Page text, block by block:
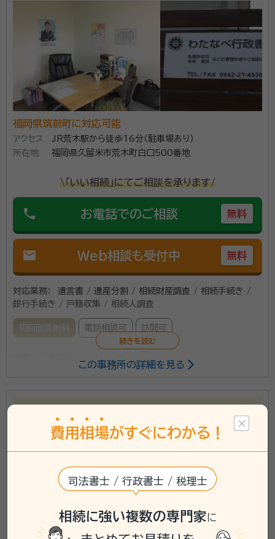
おります、田端です。 たばた行政書士事務所では、相続
手続きを主に暮らしの中でのお困りごとを、ご相談から
ご依頼解決までをサポートさせていただきます。 お客様
のご希望に沿うことができるよう、お客様に寄り添い、
誠意をもってご対応させていただきます。お気軽にお問
い合わせください。
行政書士
所属団体： 福岡県行政書士会
福岡県筑前町に対応可能
アクセス
JR荒木駅から徒歩16分（駐車場あり）
所在地
福岡県久留米市荒木町白口500番地
\「いい相続」にてご相談を承ります/
phone お電話でのご相談 無料
mail Web相談も受付中 無料
対応業務：
遺言書 / 遺産分割 / 相続財産調査 / 相続手続き /
銀行手続き / 戸籍収集 / 相続人調査
初回面談無料 電話相談可 訪問可
士試験 合格 平成29年 現在の事務所の所在地に家を新築 平成30
年 行政書士登録・自宅一部を事務所として開業 平成31年 福岡県行
政書士会くるめ支部 理事(農林開発担当)に就任 令和３年 福岡県行政
書士会 法律研修部部長とくるめ支部副支部長（会計）に就任
事務所口コミ（抜粋）：
account_circle 満足度 5.0 ご利用時期：2022/1
【対応エリア】福岡県久留米市を中心に、福岡県全域や佐
賀県にも伺います。
この事務所の詳細を見る
務所です。
田嶋行政書士事務所
費用 相場がすぐにわかる！
司法書士 / 行政書士 / 税理士
相続に強い複数の専門家に